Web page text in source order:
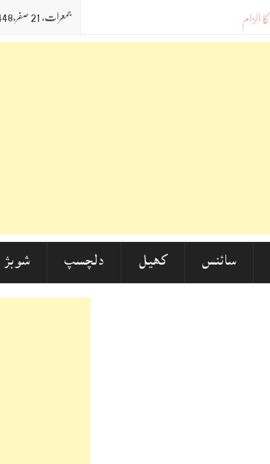
جمعرات‬‮, 21 صفر‬,
سائنس کھیل دلچسپ شوبز